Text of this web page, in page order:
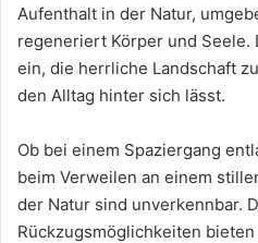
Aufenthalt in der Natur,
regeneriert Körper und Seele.
ein, die herrliche Landschaft
den Alltag hinter sich lässt.
Ob bei einem Spaziergang
beim Verweilen an einem
der Natur sind unverkennbar.
Rückzugsmöglichkeiten